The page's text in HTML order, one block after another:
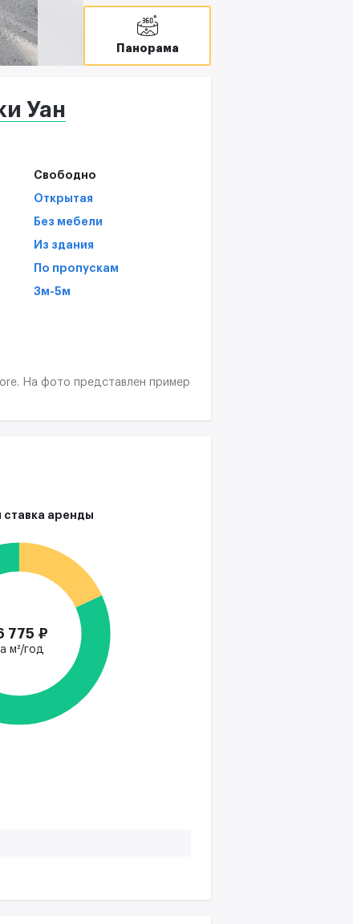
Панорама
Уан
Свободно
Открытая
Без мебели
Из здания
По пропускам
3м-5м
На фото представлен пример
ставка аренды
775 ₽
м²/год